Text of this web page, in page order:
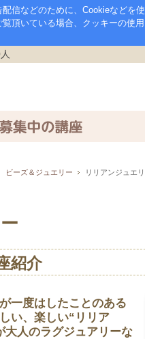
信などのために、Cookieなどを
頂いている場合、クッキーの使
ビーズ＆ジュエリー リリアンジュエ
紹介
一度はしたことのある
い、楽しい“リリア
大人のラグジュアリーな